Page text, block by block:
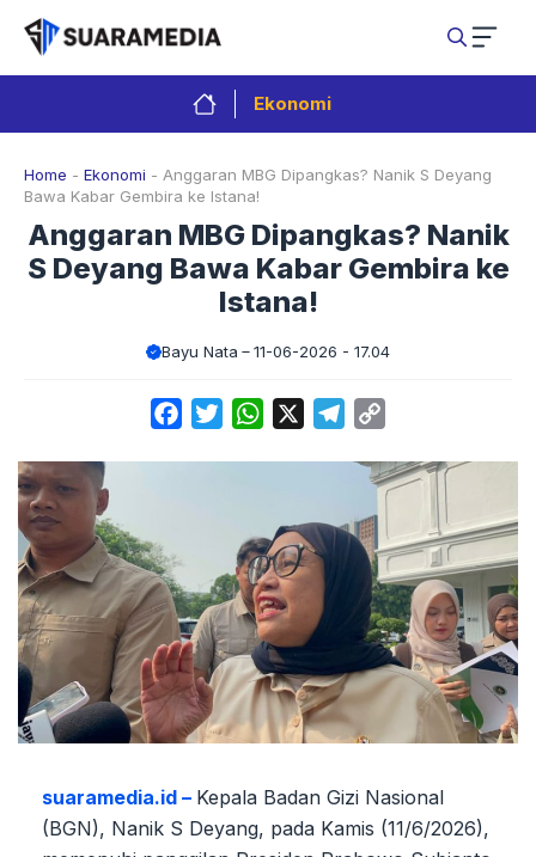
Langsung
isi
Ekonomi
Home - Ekonomi - Anggaran MBG Dipangkas? Nanik S Deyang
Bawa Kabar Gembira ke Istana!
Anggaran MBG Dipangkas? Nanik
S Deyang Bawa Kabar Gembira ke
Istana!
Bayu Nata 11-06-2026 - 17.04
FacebookTwitterWhatsApp Telegram
suaramedia.id – Kepala Badan Gizi Nasional
(BGN), Nanik S Deyang, pada Kamis (11/6/2026),